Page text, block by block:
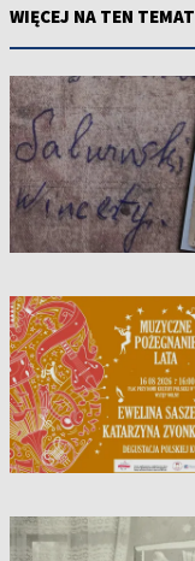
WIĘCEJ NA TEN TEMAT